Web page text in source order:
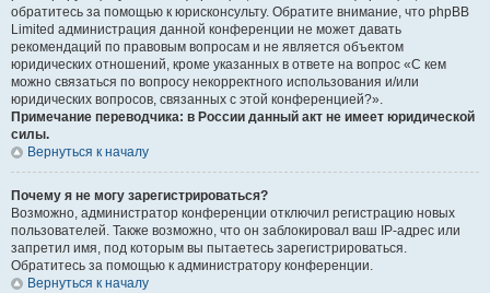
обратитесь за помощью к юрисконсульту. Обратите внимание, что phpBB
Limited администрация данной конференции не может давать
рекомендаций по правовым вопросам и не является объектом
юридических отношений, кроме указанных в ответе на вопрос «С кем
можно связаться по вопросу некорректного использования и/или
юридических вопросов, связанных с этой конференцией?».
Примечание переводчика: в России данный акт не имеет юридической
силы.
Вернуться к началу
Почему я не могу зарегистрироваться?
Возможно, администратор конференции отключил регистрацию новых
пользователей. Также возможно, что он заблокировал ваш IP-адрес или
запретил имя, под которым вы пытаетесь зарегистрироваться.
Обратитесь за помощью к администратору конференции.
Вернуться к началу